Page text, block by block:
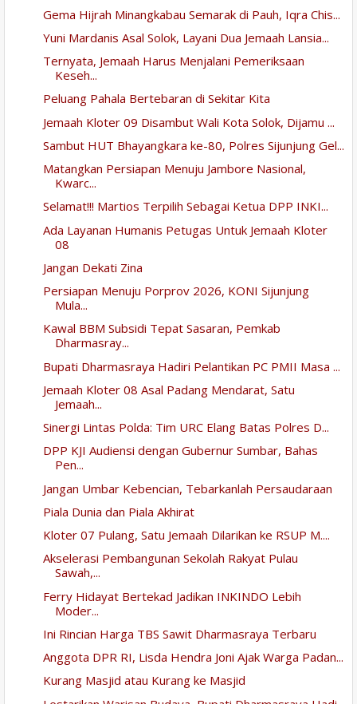
Gema Hijrah Minangkabau Semarak di Pauh, Iqra Chis...
Yuni Mardanis Asal Solok, Layani Dua Jemaah Lansia...
Ternyata, Jemaah Harus Menjalani Pemeriksaan
Keseh...
Peluang Pahala Bertebaran di Sekitar Kita
Jemaah Kloter 09 Disambut Wali Kota Solok, Dijamu ...
Sambut HUT Bhayangkara ke-80, Polres Sijunjung Gel...
Matangkan Persiapan Menuju Jambore Nasional,
Kwarc...
Selamat!!! Martios Terpilih Sebagai Ketua DPP INKI...
Ada Layanan Humanis Petugas Untuk Jemaah Kloter
08
Jangan Dekati Zina
Persiapan Menuju Porprov 2026, KONI Sijunjung
Mula...
Kawal BBM Subsidi Tepat Sasaran, Pemkab
Dharmasray...
Bupati Dharmasraya Hadiri Pelantikan PC PMII Masa ...
Jemaah Kloter 08 Asal Padang Mendarat, Satu
Jemaah...
Sinergi Lintas Polda: Tim URC Elang Batas Polres D...
DPP KJI Audiensi dengan Gubernur Sumbar, Bahas
Pen...
Jangan Umbar Kebencian, Tebarkanlah Persaudaraan
Piala Dunia dan Piala Akhirat
Kloter 07 Pulang, Satu Jemaah Dilarikan ke RSUP M....
Akselerasi Pembangunan Sekolah Rakyat Pulau
Sawah,...
Ferry Hidayat Bertekad Jadikan INKINDO Lebih
Moder...
Ini Rincian Harga TBS Sawit Dharmasraya Terbaru
Anggota DPR RI, Lisda Hendra Joni Ajak Warga Padan...
Kurang Masjid atau Kurang ke Masjid